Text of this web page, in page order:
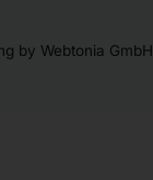
by Webtonia GmbH